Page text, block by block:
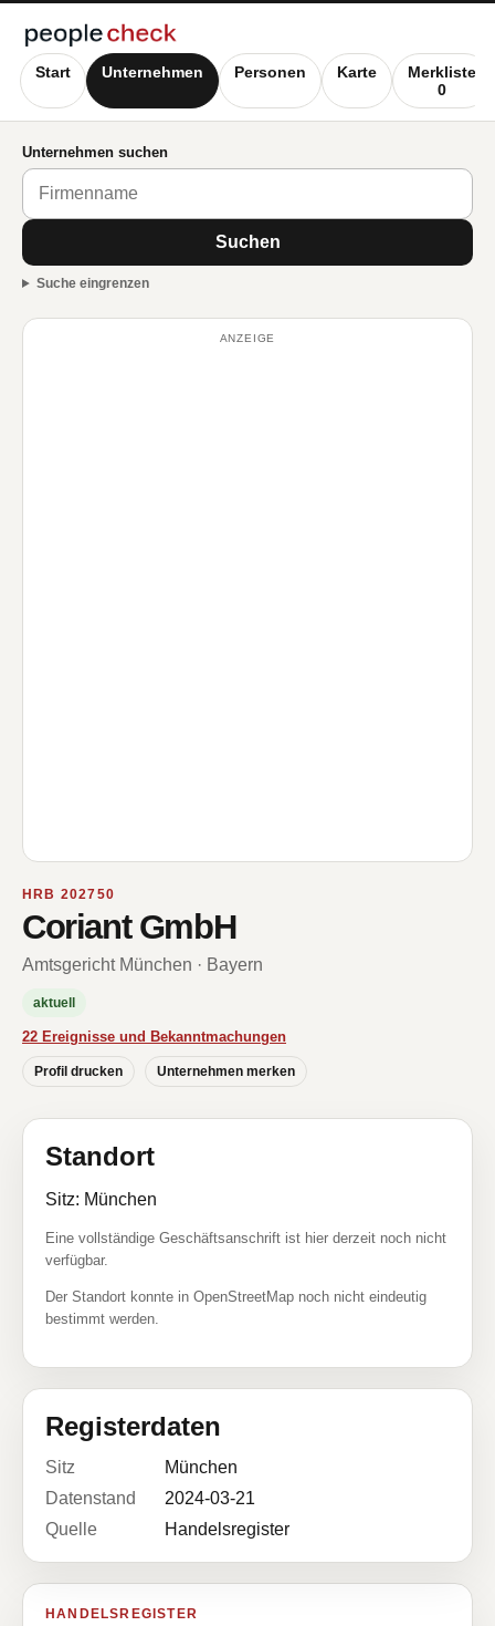
Start Unternehmen Personen Karte
Merkliste
0
Unternehmen suchen
Suchen
Suche eingrenzen
ANZEIGE
HRB 202750
Coriant GmbH
Amtsgericht München · Bayern
aktuell
22 Ereignisse und Bekanntmachungen
Profil drucken Unternehmen merken
Standort
Sitz: München
Eine vollständige Geschäftsanschrift ist hier derzeit noch nicht
verfügbar.
Der Standort konnte in OpenStreetMap noch nicht eindeutig
bestimmt werden.
Registerdaten
Sitz
München
Datenstand
2024-03-21
Quelle
Handelsregister
HANDELSREGISTER